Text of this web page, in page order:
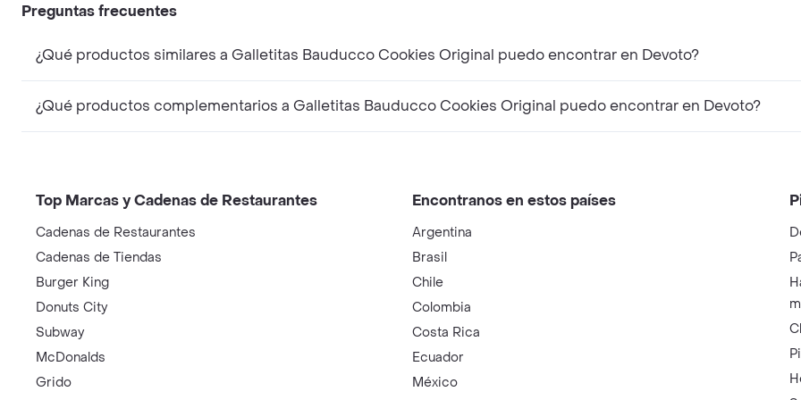
Preguntas frecuentes
¿Qué productos similares a Galletitas Bauducco Cookies Original puedo encontrar en Devoto?
¿Qué productos complementarios a Galletitas Bauducco Cookies Original puedo encontrar en Devoto?
Top Marcas y Cadenas de Restaurantes
Cadenas de Restaurantes
Cadenas de Tiendas
Burger King
Donuts City
Subway
McDonalds
Grido
Encontranos en estos países
Argentina
Brasil
Chile
Colombia
Costa Rica
Ecuador
México